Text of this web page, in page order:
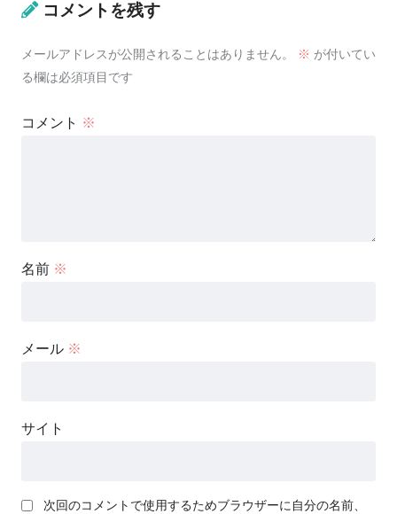
コメントを残す
メールアドレスが公開されることはありません。 ※ が付いてい
る欄は必須項目です
コメント ※
名前 ※
メール ※
サイト
次回のコメントで使用するためブラウザーに自分の名前、